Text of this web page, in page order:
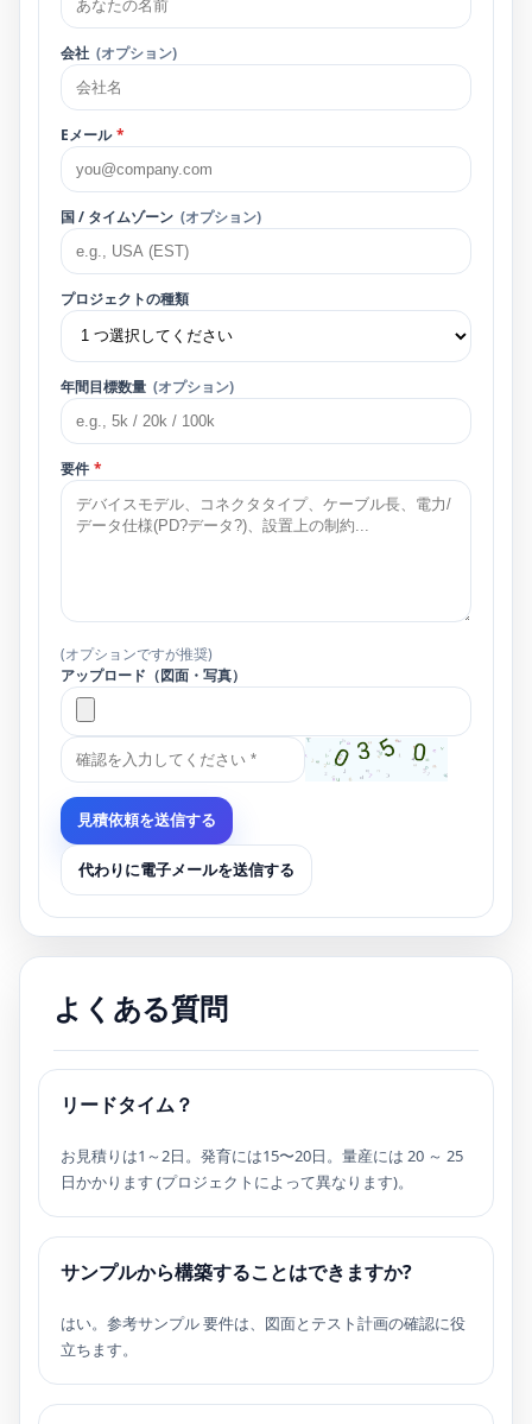
会社 (オプション)
Eメール *
国 / タイムゾーン (オプション)
プロジェクトの種類
年間目​​標数量 (オプション)
要件 *
(オプションですが推奨)
アップロード（図面・写真）
見積依頼を送信する
代わりに電子メールを送信する
よくある質問
リードタイム？
お見積りは1～2日。発育には15〜20日。量産には 20 ～ 25
日かかります (プロジェクトによって異なります)。
サンプルから構築することはできますか?
はい。参考サンプル 要件は、図面とテスト計画の確認に役
立ちます。